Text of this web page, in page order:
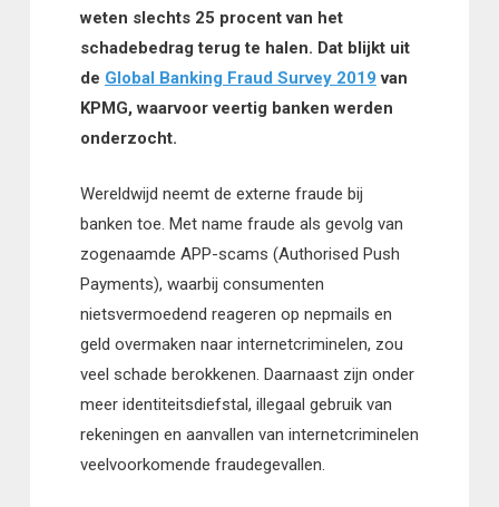
weten slechts 25 procent van het
schadebedrag terug te halen. Dat blijkt uit
de Global Banking Fraud Survey 2019 van
KPMG, waarvoor veertig banken werden
onderzocht.
Wereldwijd neemt de externe fraude bij
banken toe. Met name fraude als gevolg van
zogenaamde APP-scams (Authorised Push
Payments), waarbij consumenten
nietsvermoedend reageren op nepmails en
geld overmaken naar internetcriminelen, zou
veel schade berokkenen. Daarnaast zijn onder
meer identiteitsdiefstal, illegaal gebruik van
rekeningen en aanvallen van internetcriminelen
veelvoorkomende fraudegevallen.